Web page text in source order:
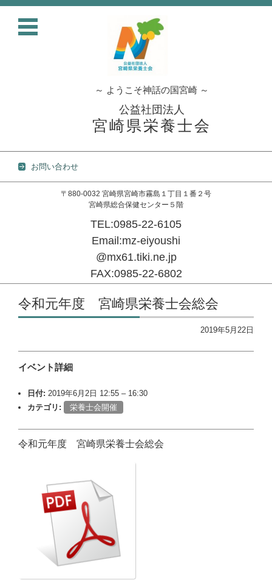
～ ようこそ神話の国宮崎 ～
公益社団法人
宮崎県栄養士会
お問い合わせ
〒880-0032 宮崎県宮崎市霧島１丁目１番２号
宮崎県総合保健センター５階
TEL:0985-22-6105
Email:mz-eiyoushi
@mx61.tiki.ne.jp
FAX:0985-22-6802
コンテンツに移動
令和元年度 宮崎県栄養士会総会
2019年5月22日
イベント詳細
日付: 2019年6月2日 12:55 – 16:30
カテゴリ:
栄養士会開催
令和元年度 宮崎県栄養士会総会